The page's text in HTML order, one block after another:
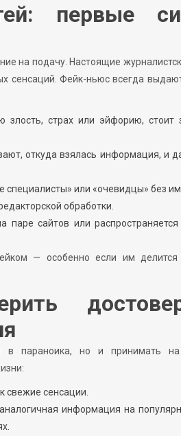
первые
на подачу. Настоящие
сенсаций. Фейк-ньюс всегда
злость, страх или эйфорию, стоит
откуда взялась информация, и
или «очевидцы» без
обработки.
паре сайтов или
— особенно если им
в параноика, но и принимать
свежие сенсации.
информация на